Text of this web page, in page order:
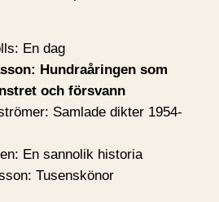
En dag
Hundraåringen som
och försvann
Samlade dikter 1954-
En sannolik historia
Tusenskönor